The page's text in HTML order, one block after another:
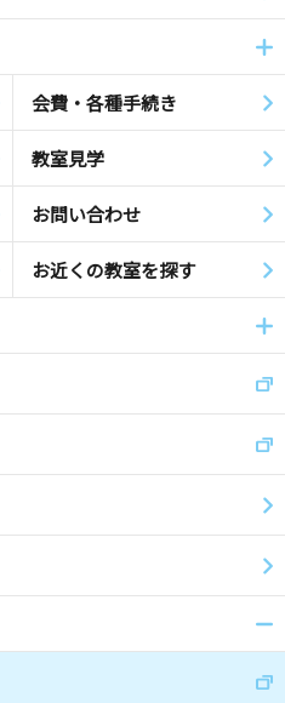
会費・各種手続き
教室見学
お問い合わせ
お近くの教室を探す